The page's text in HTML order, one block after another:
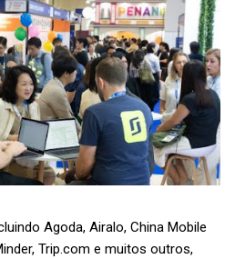
Agoda, Airalo, China Mobile
Trip.com e muitos outros,